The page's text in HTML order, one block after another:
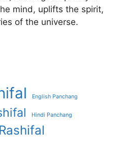
mind, uplifts the spirit,
of the universe.
English Panchang
Hindi Panchang